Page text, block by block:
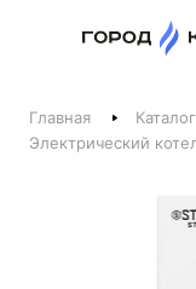
Телефоны
+375 29 237-
Главная Каталог
Электрический